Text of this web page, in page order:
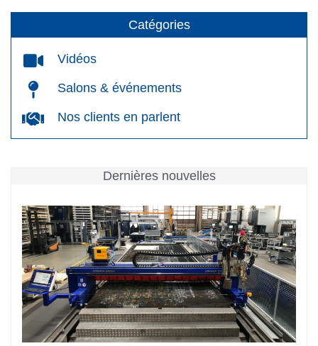
Catégories
Vidéos
Salons & événements
Nos clients en parlent
Dernières nouvelles